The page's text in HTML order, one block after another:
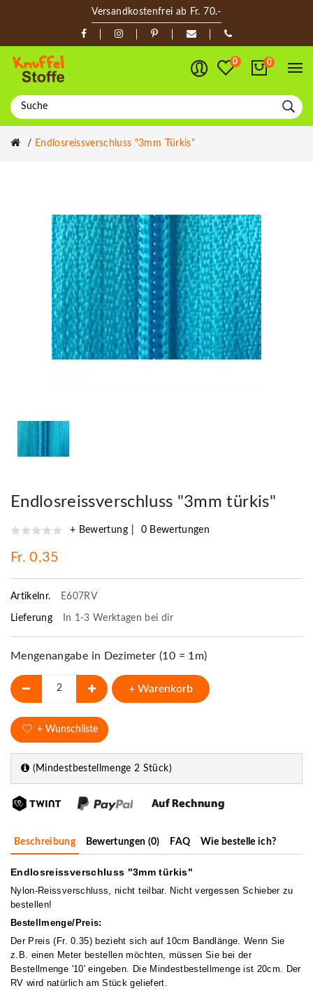
Versandkostenfrei ab Fr. 70.-
0 0
Endlosreissverschluss "3mm Türkis"
Endlosreissverschluss "3mm türkis"
+ Bewertung 0 Bewertungen
Fr. 0,35
Artikelnr. E607RV
Lieferung In 1-3 Werktagen bei dir
Mengenangabe in Dezimeter (10 = 1m)
+ Warenkorb
+ Wunschliste
(Mindestbestellmenge 2 Stück)
Beschreibung Bewertungen (0) FAQ Wie bestelle ich?
Endlosreissverschluss "3mm türkis"
Nylon-Reissverschluss, nicht teilbar. Nicht vergessen Schieber zu
bestellen!
Bestellmenge/Preis:
Der Preis (Fr. 0.35) bezieht sich auf 10cm Bandlänge. Wenn Sie
z.B. einen Meter bestellen möchten, müssen Sie bei der
Bestellmenge '10' eingeben. Die Mindestbestellmenge ist 20cm. Der
RV wird natürlich am Stück geliefert.